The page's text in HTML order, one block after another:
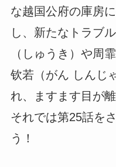
な越国公府の庫房
し、新たなトラブ
（しゅうき）や周
钦若（がん しんじ
れ、ますます目が離
それでは第25話を
う！